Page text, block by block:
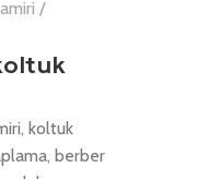
koltuk
berber